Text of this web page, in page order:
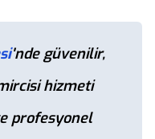
'nde güvenilir,
hizmeti
profesyonel